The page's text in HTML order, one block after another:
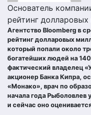
Основатель
рейтинг
Агентство Bloomberg в
рейтинг долларовых
который попали около
богатейших людей на
фактический владелец
акционер Банка Кипра,
«Монако», врач по
начала года Рыболовлев
и сейчас оно